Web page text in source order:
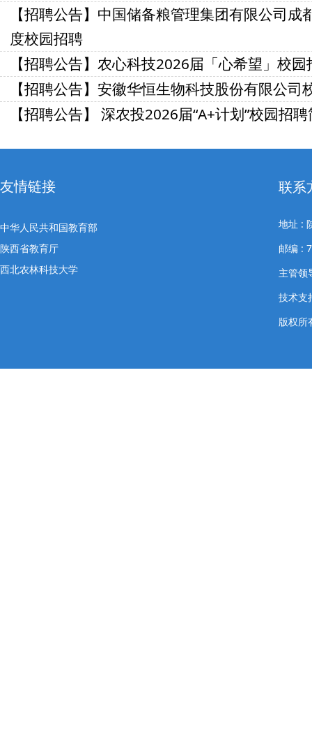
【招聘公告】中国储备粮管理集团有限公司成
度校园招聘
【招聘公告】农心科技2026届「心希望」校
【招聘公告】安徽华恒生物科技股份有限公司
【招聘公告】 深农投2026届“A+计划”校园招
友情链接
中华人民共和国教育部
陕西省教育厅
西北农林科技大学
联系
地址 :
邮编 :
主管
技术支
版权